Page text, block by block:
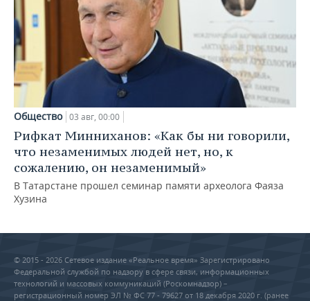
Общество 03 авг, 00:00
Рифкат Минниханов: «Как бы ни говорили,
что незаменимых людей нет, но, к
сожалению, он незаменимый»
В Татарстане прошел семинар памяти археолога Фаяза
Хузина
© 2015 - 2026 Сетевое издание «Реальное время» Зарегистрировано
Федеральной службой по надзору в сфере связи, информационных
технологий и массовых коммуникаций (Роскомнадзор) –
регистрационный номер ЭЛ № ФС 77 - 79627 от 18 декабря 2020 г. (ранее